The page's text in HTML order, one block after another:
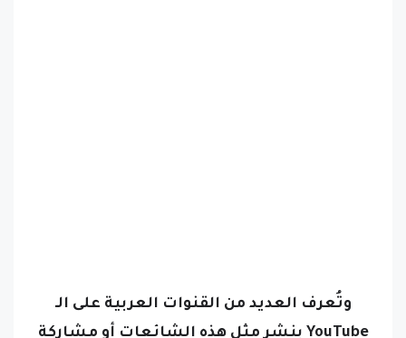
وتُعرف العديد من القنوات العربية على الـ
YouTube بنشر مثل هذه الشائعات أو مشاركة